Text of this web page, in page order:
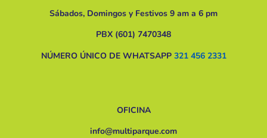
Sábados, Domingos y Festivos 9 am a 6 pm
PBX (601) 7470348
NÚMERO ÚNICO DE WHATSAPP 321 456 2331
OFICINA
info@multiparque.com